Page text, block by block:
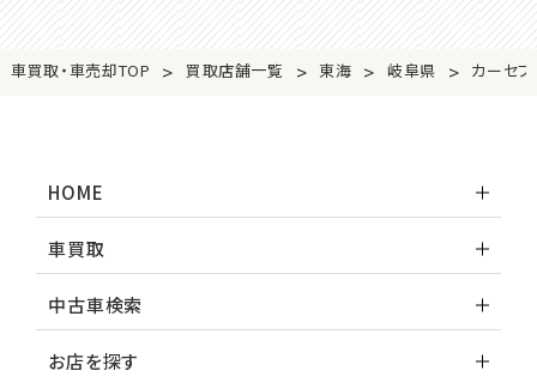
車買取・車売却TOP > 買取店舗一覧 > 東海 > 岐阜県 > カーセ
HOME
車買取
中古車検索
お店を探す